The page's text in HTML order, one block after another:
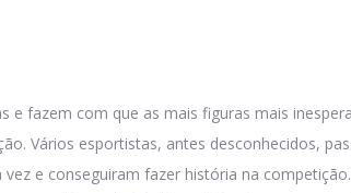
e fazem com que as mais figuras mais
Vários esportistas, antes desconhecidos,
e conseguiram fazer história na